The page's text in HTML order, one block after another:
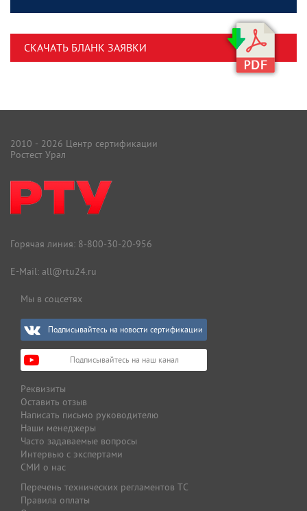
СКАЧАТЬ БЛАНК ЗАЯВКИ
2010 - 2026 Центр сертификации
Ростест Урал
Горячая линия: 8-800-30-20-956
E-Mail: all@rtu24.ru
Мы в соцсетях
Подписывайтесь на новости сертификации
Подписывайтесь на наш канал
Реквизиты
Оставить отзыв
Написать письмо руководителю
Наши менеджеры
Часто задаваемые вопросы
Интервью с экспертами
СМИ о нас
Перечень технических регламентов ТС
Правила оплаты